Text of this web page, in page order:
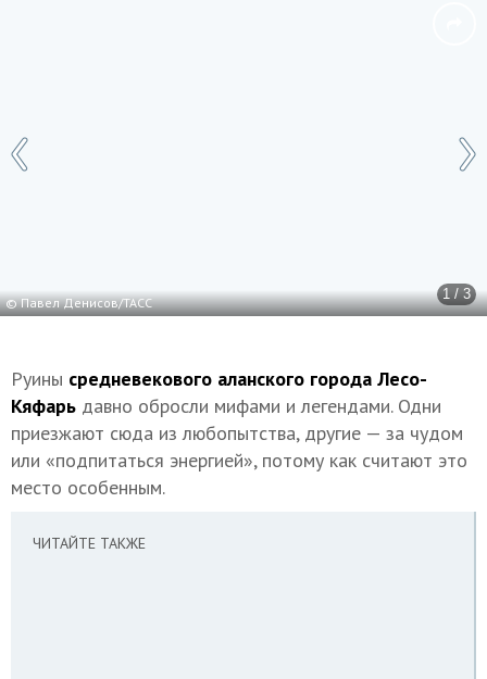
1 / 3
© Павел Денисов/ТАСС
Руины средневекового аланского города Лесо-
Кяфарь давно обросли мифами и легендами. Одни
приезжают сюда из любопытства, другие — за чудом
или «подпитаться энергией», потому как считают это
место особенным.
ЧИТАЙТЕ ТАКЖЕ